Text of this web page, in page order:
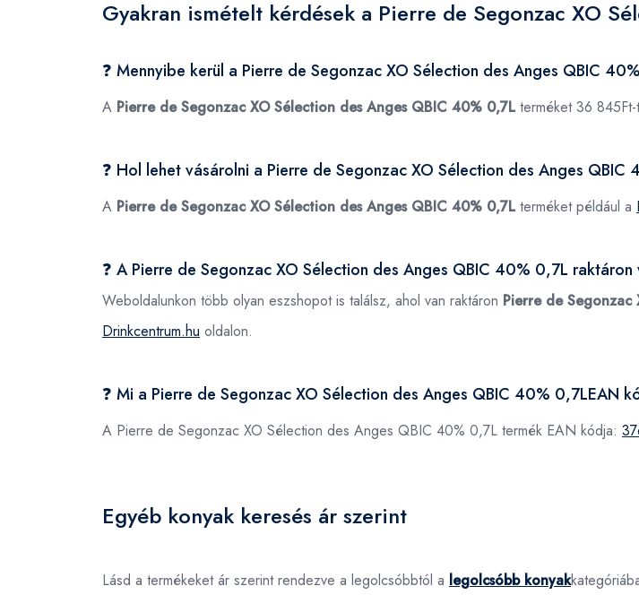
Gyakran ismételt kérdések a Pierre de Segonzac XO
❓ Mennyibe kerül a Pierre de Segonzac XO Sélection des Anges QBIC
A Pierre de Segonzac XO Sélection des Anges QBIC 40% 0,7Lterméket 36 845Ft-
❓ Hol lehet vásárolni a Pierre de Segonzac XO Sélection des Anges
A Pierre de Segonzac XO Sélection des Anges QBIC 40% 0,7Lterméket például a
❓ A Pierre de Segonzac XO Sélection des Anges QBIC 40% 0,7L raktáron
Weboldalunkon több olyan eszshopot is találsz, ahol van raktáron Pierre de Segonzac
Drinkcentrum.hu oldalon.
❓ Mi a Pierre de Segonzac XO Sélection des Anges QBIC 40% 0,7LEAN
A Pierre de Segonzac XO Sélection des Anges QBIC 40% 0,7L termék EAN kódja:
Egyéb konyak keresés ár szerint
Lásd a termékeket ár szerint rendezve a legolcsóbbtól a legolcsóbb konyak